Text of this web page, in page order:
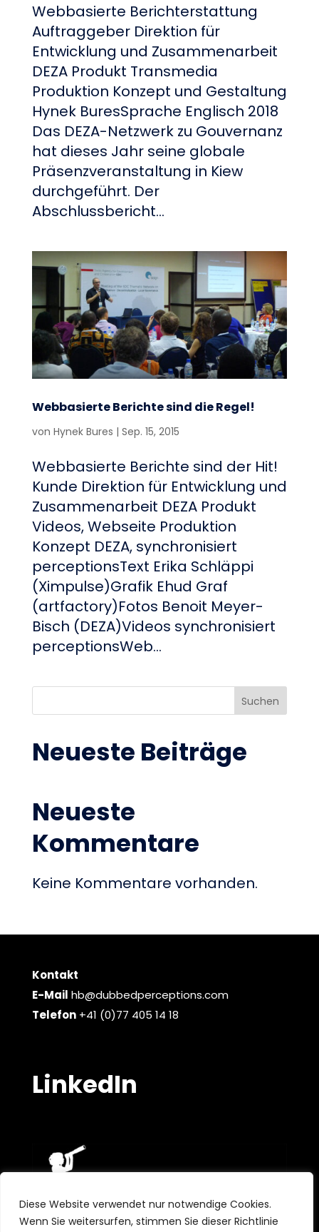
Diese Website verwendet nur notwendige Cookies.
Wenn Sie weitersurfen, stimmen Sie dieser Richtlinie
Webbasierte Berichterstattung
Auftraggeber Direktion für
Entwicklung und Zusammenarbeit
DEZA Produkt Transmedia
Produktion Konzept und Gestaltung
Hynek BuresSprache Englisch 2018
Das DEZA-Netzwerk zu Gouvernanz
hat dieses Jahr seine globale
Präsenzveranstaltung in Kiew
durchgeführt. Der
Abschlussbericht...
Webbasierte Berichte sind die Regel!
von Hynek Bures | Sep. 15, 2015
Webbasierte Berichte sind der Hit!
Kunde Direktion für Entwicklung und
Zusammenarbeit DEZA Produkt
Videos, Webseite Produktion
Konzept DEZA, synchronisiert
perceptionsText Erika Schläppi
(Ximpulse)Grafik Ehud Graf
(artfactory)Fotos Benoit Meyer-
Bisch (DEZA)Videos synchronisiert
perceptionsWeb...
Suchen
Neueste Beiträge
Neueste
Kommentare
Keine Kommentare vorhanden.
Kontakt
E-Mail hb@dubbedperceptions.com
Telefon+41 (0)77 405 14 18
LinkedIn